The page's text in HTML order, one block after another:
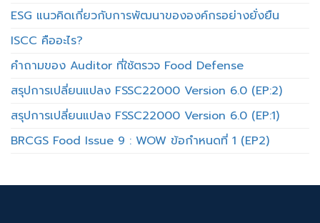
ESG แนวคิดเกี่ยวกับการพัฒนาขององค์กรอย่างยั่งยืน
ISCC คืออะไร?
คำถามของ Auditor ที่ใช้ตรวจ Food Defense
สรุปการเปลี่ยนแปลง FSSC22000 Version 6.0 (EP:2)
สรุปการเปลี่ยนแปลง FSSC22000 Version 6.0 (EP:1)
BRCGS Food Issue 9 : WOW ข้อกำหนดที่ 1 (EP2)